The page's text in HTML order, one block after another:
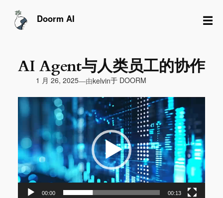
Doorm AI ☰
AI Agent与人类员工的协作
1 月 26, 2025—由kelvin于 DOORM
视
频
放
器
00:00 00:13